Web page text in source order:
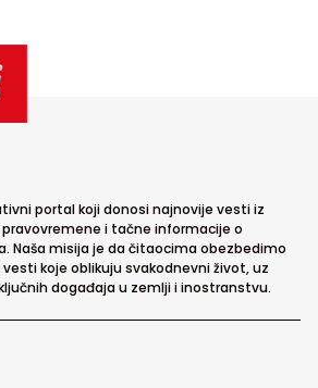
portal koji donosi najnovije vesti iz
pravovremene i tačne informacije o
Naša misija je da čitaocima obezbedimo
koje oblikuju svakodnevni život, uz
događaja u zemlji i inostranstvu.